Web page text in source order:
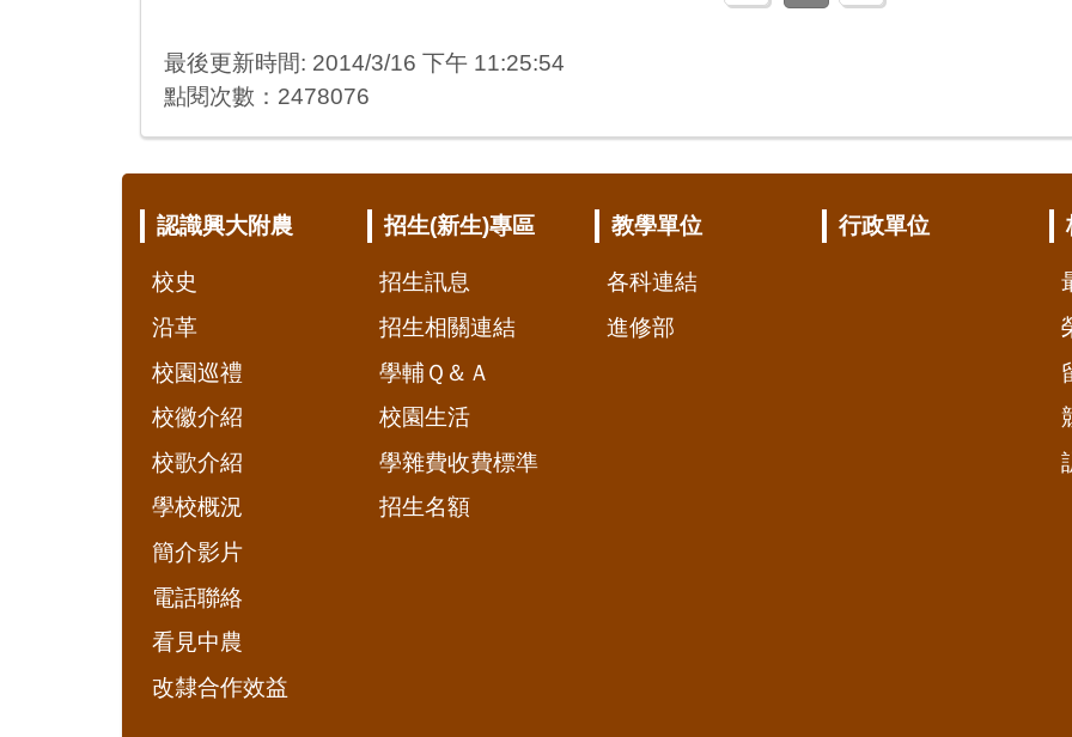
最後更新時間: 2014/3/16 下午 11:25:54
點閱次數：2478076
認識興大附農
校史
沿革
校園巡禮
校徽介紹
校歌介紹
學校概況
簡介影片
電話聯絡
看見中農
改隸合作效益
招生(新生)專區
招生訊息
招生相關連結
學輔Ｑ＆Ａ
校園生活
學雜費收費標準
招生名額
教學單位
各科連結
進修部
行政單位